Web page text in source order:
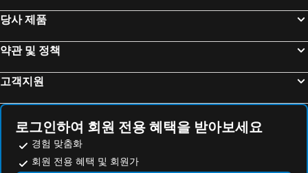
VIP 이그제큐티브 스위트 마르케스 아파트호텔
호텔 인 호시우
메모 알파마
호텔 AS 리스보아
호텔 코벤토 도 살바도르
Locke De Santa Joana
Pensao Praca Da Figueira
The Editory Riverside Santa Apolónia Hotel
호텔 가트 호시오
이비스 리스보아 리베다데
당사 제품
약관 및 정책
고객지원
로그인하여 회원 전용 혜택을 받아보세요
경험 맞춤화
회원 전용 혜택 및 회원가